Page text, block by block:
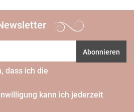
Abonnieren
dass ich die
kann ich jederzeit